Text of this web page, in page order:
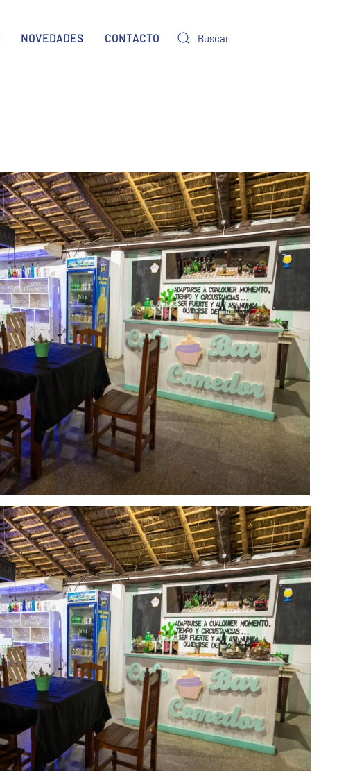
NOVEDADES CONTACTO